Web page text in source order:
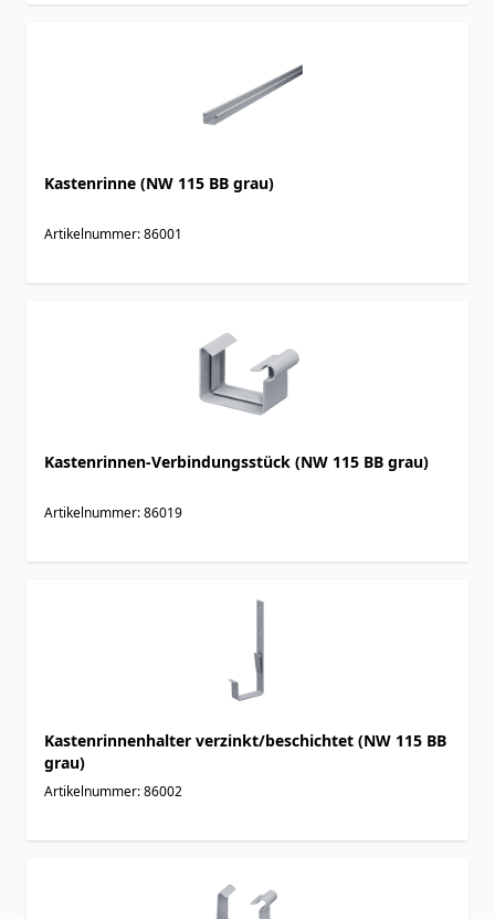
Kastenrinne (NW 115 BB grau)
Artikelnummer: 86001
Kastenrinnen-Verbindungsstück (NW 115 BB grau)
Artikelnummer: 86019
Kastenrinnenhalter verzinkt/beschichtet (NW 115 BB
grau)
Artikelnummer: 86002